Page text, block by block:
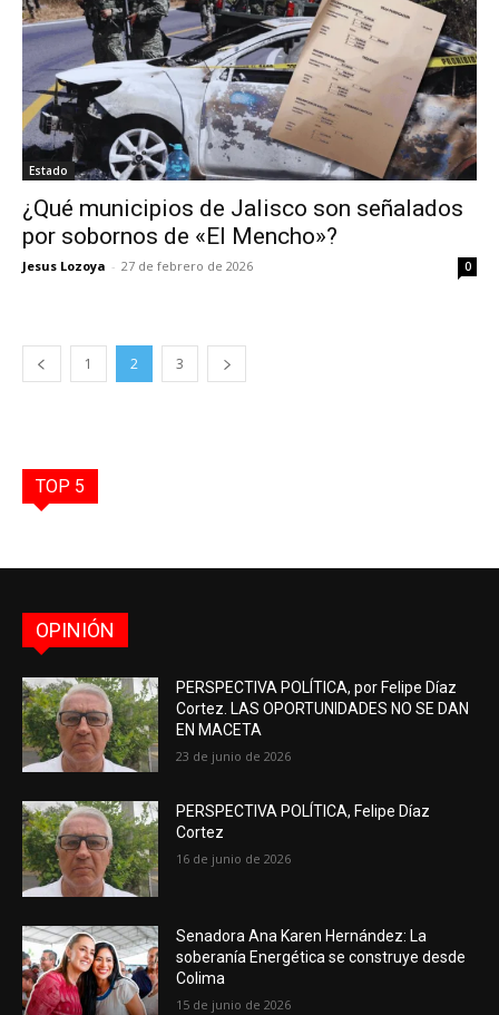
Estado
¿Qué municipios de Jalisco son señalados
por sobornos de «El Mencho»?
Jesus Lozoya - 27 de febrero de 2026 0
1 2 3
TOP 5
OPINIÓN
PERSPECTIVA POLÍTICA, por Felipe Díaz
Cortez. LAS OPORTUNIDADES NO SE DAN
EN MACETA
23 de junio de 2026
PERSPECTIVA POLÍTICA, Felipe Díaz
Cortez
16 de junio de 2026
Senadora Ana Karen Hernández: La
soberanía Energética se construye desde
Colima
15 de junio de 2026